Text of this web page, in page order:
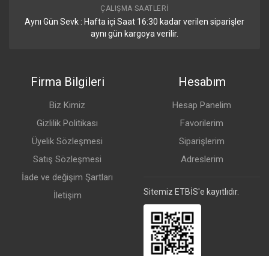
ÇALIŞMA SAATLERI
Aynı Gün Sevk : Hafta içi Saat 16:30 kadar verilen siparişler
aynı gün kargoya verilir.
Firma Bilgileri
Biz Kimiz
Gizlilik Politikası
Üyelik Sözleşmesi
Satış Sözleşmesi
İade ve değişim Şartları
İletişim
Hesabım
Hesap Panelim
Favorilerim
Siparişlerim
Adreslerim
Sitemiz ETBİS'e kayıtlıdır.